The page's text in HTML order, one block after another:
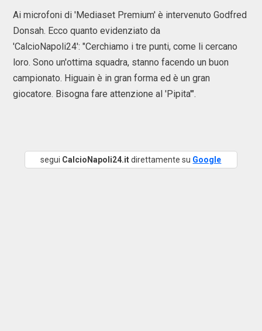
Ai microfoni di 'Mediaset Premium' è intervenuto Godfred
Donsah. Ecco quanto evidenziato da
'CalcioNapoli24': "Cerchiamo i tre punti, come li cercano
loro. Sono un'ottima squadra, stanno facendo un buon
campionato. Higuain è in gran forma ed è un gran
giocatore. Bisogna fare attenzione al 'Pipita'".
segui CalcioNapoli24.itdirettamente su Google